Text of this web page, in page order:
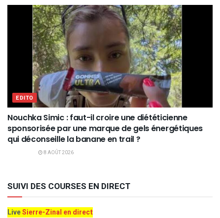
EDITO
Nouchka Simic : faut-il croire une diététicienne
sponsorisée par une marque de gels énergétiques
qui déconseille la banane en trail ?
8 AOÛT 2026
SUIVI DES COURSES EN DIRECT
LiveSierre-Zinal en direct